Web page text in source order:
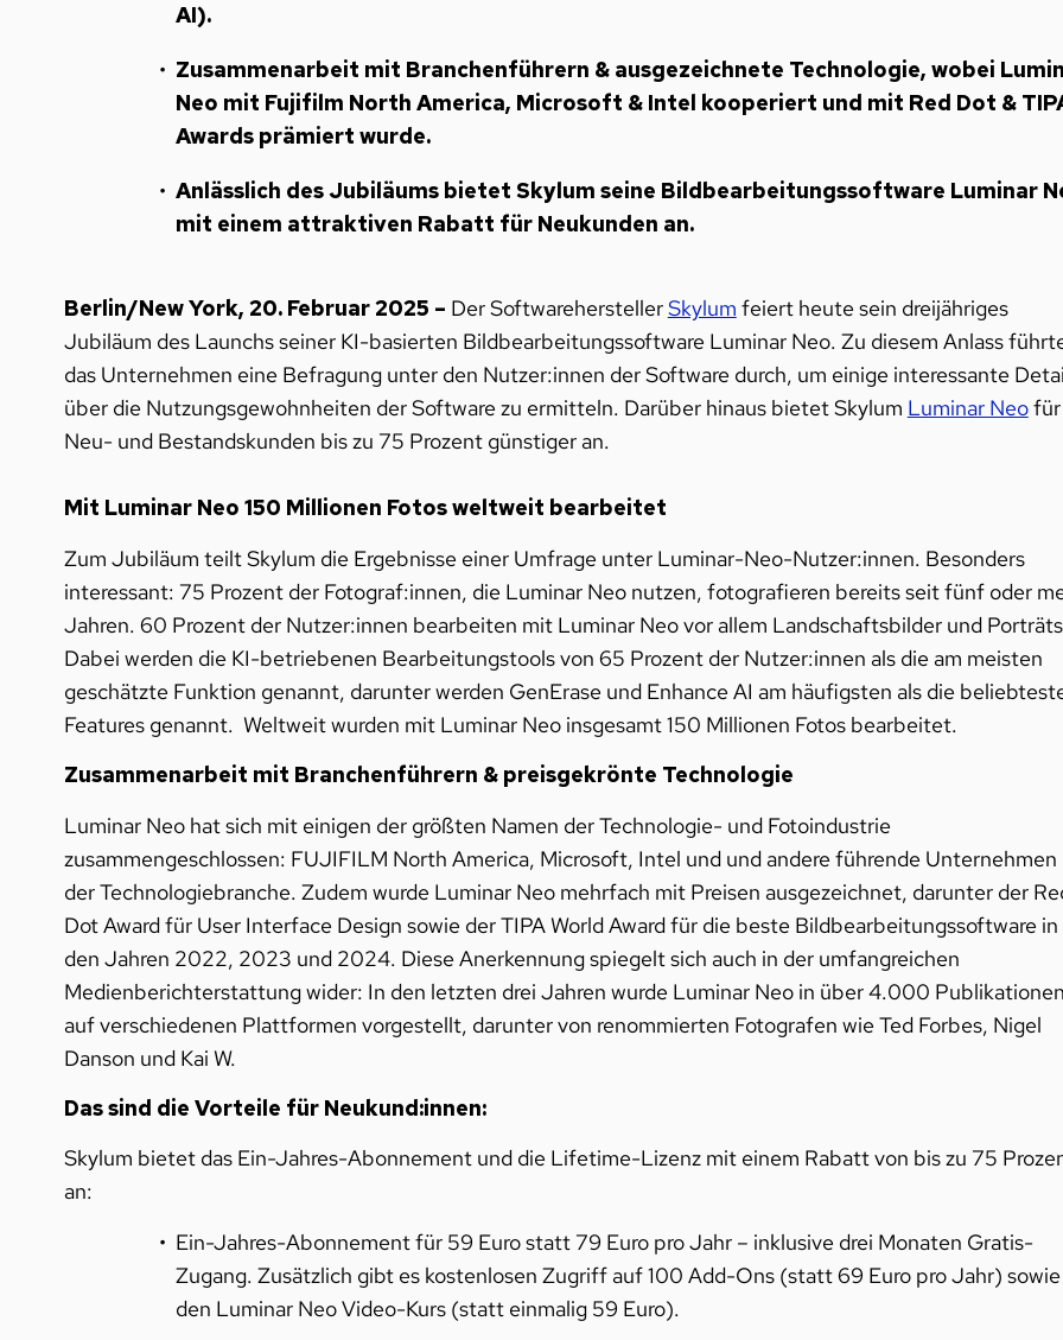
AI).
Zusammenarbeit mit Branchenführern & ausgezeichnete Technologie, wobei
Neo mit Fujifilm North America, Microsoft & Intel kooperiert und mit Red Dot &
Awards prämiert wurde.
Anlässlich des Jubiläums bietet Skylum seine Bildbearbeitungssoftware Luminar
mit einem attraktiven Rabatt für Neukunden an.
Berlin/New York, 20. Februar 2025 – Der SoftwareherstellerSkylum feiert heute sein dreijähriges
Jubiläum des Launchs seiner KI-basierten Bildbearbeitungssoftware Luminar Neo. Zu diesem Anlass
das Unternehmen eine Befragung unter den Nutzer:innen der Software durch, um einige interessante
über die Nutzungsgewohnheiten der Software zu ermitteln. Darüber hinaus bietet Skylum Luminar Neofür
Neu- und Bestandskunden bis zu 75 Prozent günstiger an.
Mit Luminar Neo 150 Millionen Fotos weltweit bearbeitet
Zum Jubiläum teilt Skylum die Ergebnisse einer Umfrage unter Luminar-Neo-Nutzer:innen. Besonders
interessant: 75 Prozent der Fotograf:innen, die Luminar Neo nutzen, fotografieren bereits seit fünf oder
Jahren. 60 Prozent der Nutzer:innen bearbeiten mit Luminar Neo vor allem Landschaftsbilder und
Dabei werden die KI-betriebenen Bearbeitungstools von 65 Prozent der Nutzer:innen als die am meisten
geschätzte Funktion genannt, darunter werden GenErase und Enhance AI am häufigsten als die
Features genannt. Weltweit wurden mit Luminar Neo insgesamt 150 Millionen Fotos bearbeitet.
Zusammenarbeit mit Branchenführern & preisgekrönte Technologie
Luminar Neo hat sich mit einigen der größten Namen der Technologie- und Fotoindustrie
zusammengeschlossen: FUJIFILM North America, Microsoft, Intel und und andere führende Unternehmen
der Technologiebranche. Zudem wurde Luminar Neo mehrfach mit Preisen ausgezeichnet, darunter der
Dot Award für User Interface Design sowie der TIPA World Award für die beste Bildbearbeitungssoftware in
den Jahren 2022, 2023 und 2024. Diese Anerkennung spiegelt sich auch in der umfangreichen
Medienberichterstattung wider: In den letzten drei Jahren wurde Luminar Neo in über 4.000 Publikationen
auf verschiedenen Plattformen vorgestellt, darunter von renommierten Fotografen wie Ted Forbes, Nigel
Danson und Kai W.
Das sind die Vorteile für Neukund:innen:
Skylum bietet das Ein-Jahres-Abonnement und die Lifetime-Lizenz mit einem Rabatt von bis zu 75
an:
Ein-Jahres-Abonnement für 59 Euro statt 79 Euro pro Jahr – inklusive drei Monaten Gratis-
Zugang. Zusätzlich gibt es kostenlosen Zugriff auf 100 Add-Ons (statt 69 Euro pro Jahr) sowie
den Luminar Neo Video-Kurs (statt einmalig 59 Euro).